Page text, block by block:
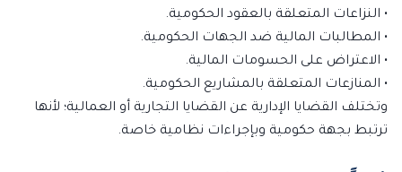
• النزاعات المتعلقة بالعقود الحكومية.
• المطالبات المالية ضد الجهات الحكومية.
• الاعتراض على الحسومات المالية.
• المنازعات المتعلقة بالمشاريع الحكومية.
وتختلف القضايا الإدارية عن القضايا التجارية أو العمالية؛ لأنها
ترتبط بجهة حكومية وبإجراءات نظامية خاصة.